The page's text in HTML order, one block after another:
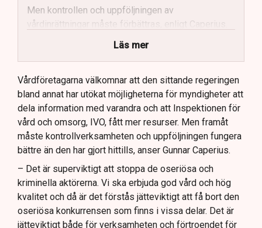
Men kontrollen och uppföljningen av
vårdinrättningar måste förbättras, enligt Caperius.
Vårdföretagarna vill se skärpta
Stockholms stad ses som ett gott exempel när det
kommer till effektiv kontroll av vårdinrättningar.
Framtida lagstiftning bör möjliggöra kontinuerlig
kontroll av anställda inom vården, anser
Vårdföretagarna.
Läs mer
Vårdföretagarna välkomnar att den sittande regeringen
bland annat har utökat möjligheterna för myndigheter att
dela information med varandra och att Inspektionen för
vård och omsorg, IVO, fått mer resurser. Men framåt
måste kontrollverksamheten och uppföljningen fungera
bättre än den har gjort hittills, anser Gunnar Caperius.
– Det är superviktigt att stoppa de oseriösa och
kriminella aktörerna. Vi ska erbjuda god vård och hög
kvalitet och då är det förstås jätteviktigt att få bort den
oseriösa konkurrensen som finns i vissa delar. Det är
jätteviktigt både för verksamheten och förtroendet för